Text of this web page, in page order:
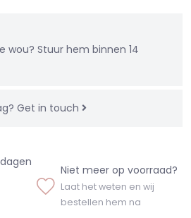
wou? Stuur hem binnen 14
Get in touch
Niet meer op voorraad?
Laat het weten en wij
bestellen hem na